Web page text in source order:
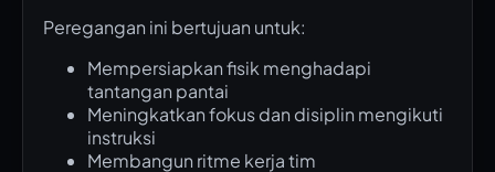
Peregangan ini bertujuan untuk:
Mempersiapkan fisik menghadapi
tantangan pantai
Meningkatkan fokus dan disiplin mengikuti
instruksi
Membangun ritme kerja tim